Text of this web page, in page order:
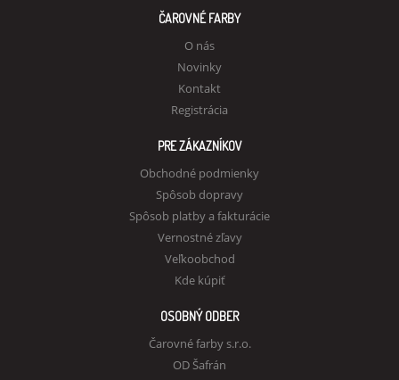
ČAROVNÉ FARBY
O nás
Novinky
Kontakt
Registrácia
PRE ZÁKAZNÍKOV
Obchodné podmienky
Spôsob dopravy
Spôsob platby a fakturácie
Vernostné zľavy
Veľkoobchod
Kde kúpiť
OSOBNÝ ODBER
Čarovné farby s.r.o.
OD Šafrán